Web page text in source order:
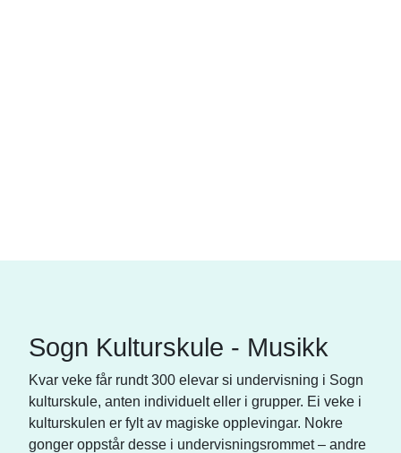
Sogn Kulturskule - Musikk
Kvar veke får rundt 300 elevar si undervisning i Sogn
kulturskule, anten individuelt eller i grupper. Ei veke i
kulturskulen er fylt av magiske opplevingar. Nokre
gonger oppstår desse i undervisningsrommet – andre